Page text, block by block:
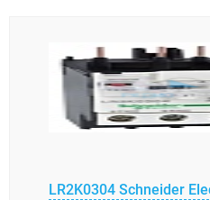
LR2K0304 Schneider